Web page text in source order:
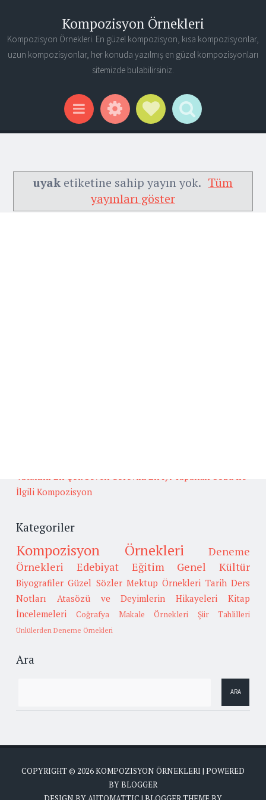
Kompozisyon Örnekleri
Kompozisyon Örnekleri. En güzel kompozisyon, kısa kompozisyonlar,
uzun kompozisyonlar, her konuda yazılmış en güzel kompozisyonları
sitemizde bulabilirsiniz.
Menu WidgetsSocial Links
Search
uyaketiketine sahip yayın yok. Tüm
yayınları göster
İlgili Kompozisyon
Kategoriler
Kompozisyon Örnekleri
Deneme
Örnekleri
Edebiyat Eğitim Genel Kültür
Biyografiler Güzel Sözler Mektup Örnekleri Tarih Ders
Notları
Atasözü ve Deyimlerin Hikayeleri
Kitap
İncelemeleri
Coğrafya Makale Örnekleri Şiir Tahlilleri
Ünlülerden Deneme Örnekleri
Ara
COPYRIGHT © 2026KOMPOZISYON ÖRNEKLERI | POWERED
BYBLOGGER